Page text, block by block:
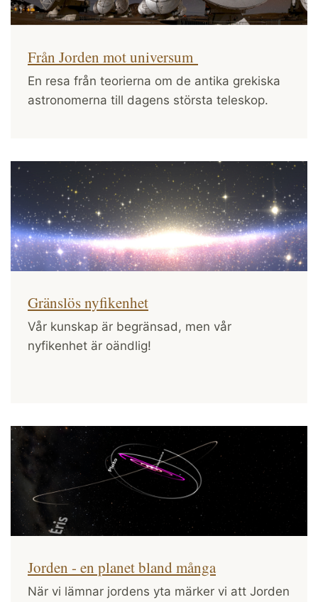
Från Jorden mot universum
En resa från teorierna om de antika grekiska
astronomerna till dagens största teleskop.
Gränslös nyfikenhet
Vår kunskap är begränsad, men vår
nyfikenhet är oändlig!
Jorden - en planet bland många
När vi lämnar jordens yta märker vi att Jorden